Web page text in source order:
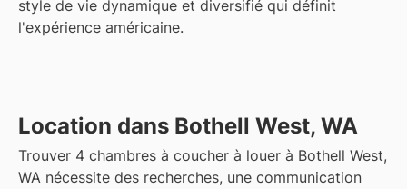
style de vie dynamique et diversifié qui définit
l'expérience américaine.
Location dans Bothell West, WA
Trouver 4 chambres à coucher à louer à Bothell West,
WA nécessite des recherches, une communication